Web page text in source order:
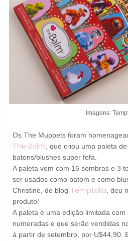
Imagens:
Os The Muppets foram
The Balm, que criou uma paleta
batons/blushes super fofa.
A paleta vem com 16 sombras e 3
ser usados como batom e como
Christine, do blog Temptalia, deu
produto!
A paleta é uma edição limitada
numeradas e que serão vendidas
à partir de setembro, por U$44,90.